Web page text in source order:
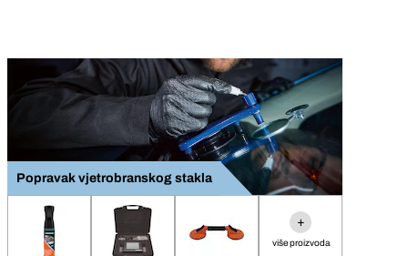
Popravak vjetrobranskog stakla
+
više proizvoda